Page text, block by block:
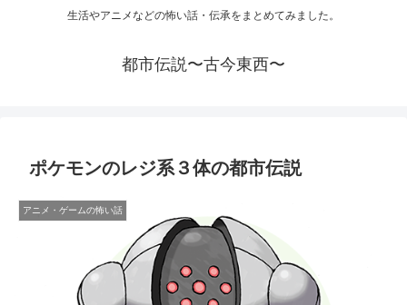
生活やアニメなどの怖い話・伝承をまとめてみました。
都市伝説〜古今東西〜
ポケモンのレジ系３体の都市伝説
アニメ・ゲームの怖い話